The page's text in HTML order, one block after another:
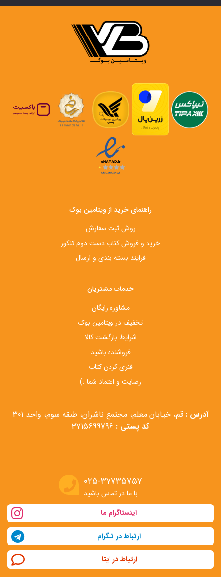
راهنمای خرید از ویتامین بوک
روش ثبت سفارش
خرید و فروش کتاب دست‌ دوم کنکور
فرایند بسته بندی و ارسال
خدمات مشتریان
مشاوره رایگان
تخفیف در ویتامین بوک
شرایط بازگشت کالا
فروشنده باشید
فنری کردن کتاب
رضایت و اعتماد شما :)
آدرس : قم، خیابان معلم، مجتمع ناشران، طبقه سوم، واحد 301
کد پستی :
۰۲۵-۳۷۷۳۵۷۵۷
با ما در تماس باشید
اینستاگرام ما
ارتباط در تلگرام
ارتباط در ایتا